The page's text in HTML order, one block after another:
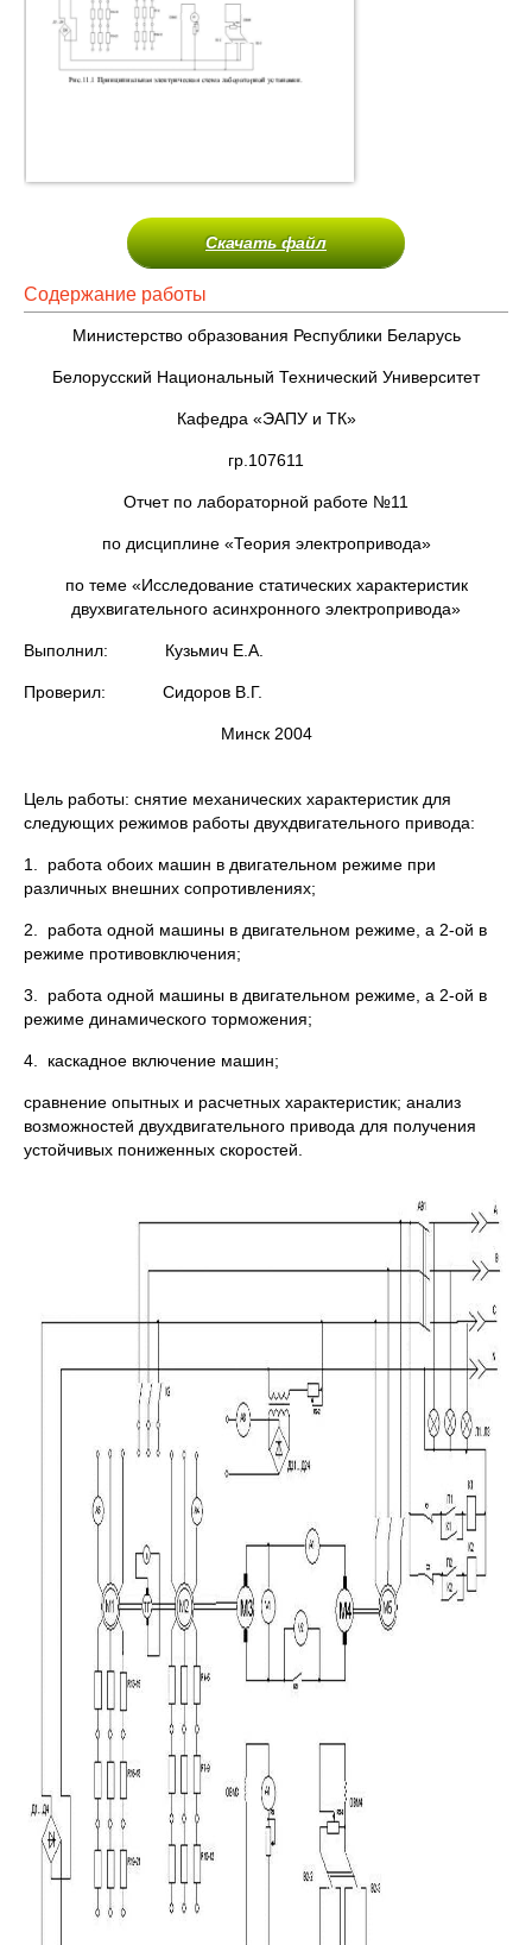
Скачать файл
Содержание работы
Министерство образования Республики Беларусь
Белорусский Национальный Технический Университет
Кафедра «ЭАПУ и ТК»
гр.107611
Отчет по лабораторной работе №11
по дисциплине «Теория электропривода»
по теме «Исследование статических характеристик
двухвигательного асинхронного электропривода»
Выполнил: Кузьмич Е.А.
Проверил: Сидоров В.Г.
Минск 2004
Цель работы: снятие механических характеристик для
следующих режимов работы двухдвигательного привода:
1. работа обоих машин в двигательном режиме при
различных внешних сопротивлениях;
2. работа одной машины в двигательном режиме, а 2-ой в
режиме противовключения;
3. работа одной машины в двигательном режиме, а 2-ой в
режиме динамического торможения;
4. каскадное включение машин;
сравнение опытных и расчетных характеристик; анализ
возможностей двухдвигательного привода для получения
устойчивых пониженных скоростей.